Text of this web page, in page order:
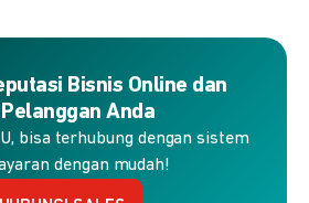
Bisnis Online dan
Anda
bisa terhubung dengan sistem
dengan mudah!